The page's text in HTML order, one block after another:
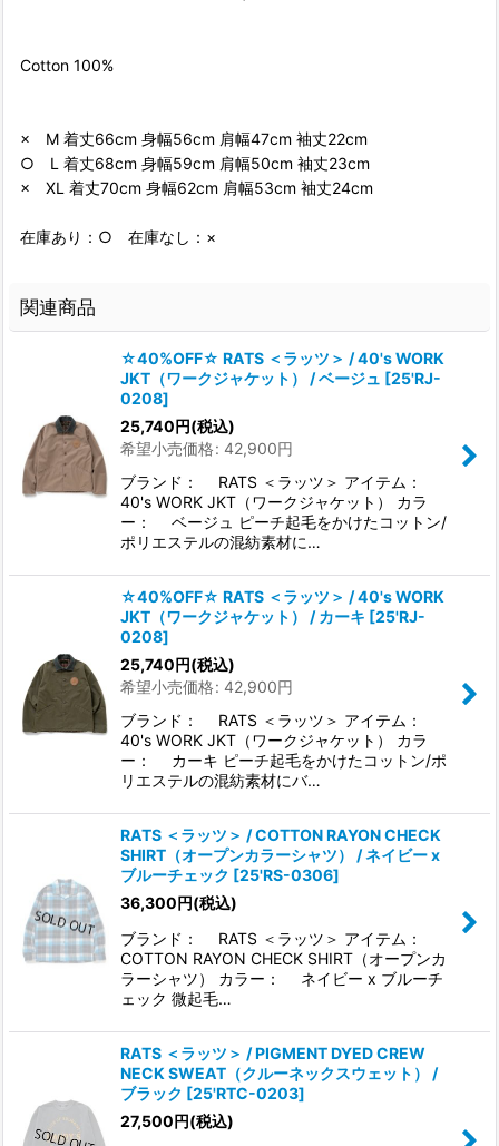
Cotton 100%
× M 着丈66cm 身幅56cm 肩幅47cm 袖丈22cm
○ L 着丈68cm 身幅59cm 肩幅50cm 袖丈23cm
× XL 着丈70cm 身幅62cm 肩幅53cm 袖丈24cm
在庫あり：○ 在庫なし：×
関連商品
☆40%OFF☆ RATS ＜ラッツ＞ / 40's WORK
JKT（ワークジャケット） / ベージュ [25'RJ-
0208]
25,740円(税込)
希望小売価格: 42,900円
ブランド： RATS ＜ラッツ＞ アイテム：
40's WORK JKT（ワークジャケット） カラ
ー： ベージュ ピーチ起毛をかけたコットン/
ポリエステルの混紡素材に…
☆40%OFF☆ RATS ＜ラッツ＞ / 40's WORK
JKT（ワークジャケット） / カーキ [25'RJ-
0208]
25,740円(税込)
希望小売価格: 42,900円
ブランド： RATS ＜ラッツ＞ アイテム：
40's WORK JKT（ワークジャケット） カラ
ー： カーキ ピーチ起毛をかけたコットン/ポ
リエステルの混紡素材にバ…
RATS ＜ラッツ＞ / COTTON RAYON CHECK
SHIRT（オープンカラーシャツ） / ネイビー x
ブルーチェック [25'RS-0306]
36,300円(税込)
ブランド： RATS ＜ラッツ＞ アイテム：
COTTON RAYON CHECK SHIRT（オープンカ
ラーシャツ） カラー： ネイビー x ブルーチ
ェック 微起毛…
RATS ＜ラッツ＞ / PIGMENT DYED CREW
NECK SWEAT（クルーネックスウェット） /
ブラック [25'RTC-0203]
27,500円(税込)